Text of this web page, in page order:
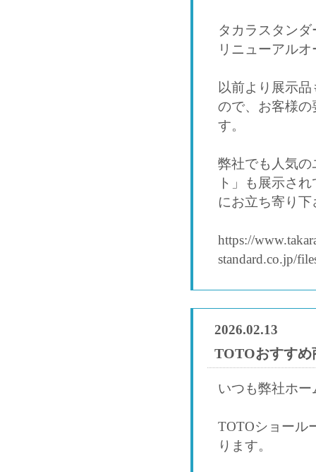
タカラスタン
リニューアル
以前より展示
ので、お客様
す。
弊社でも人気
ト」も展示さ
にお立ち寄り下
https://
standard.co.jp/
2026.02.13
TOTOおすすめ
いつも弊社ホ
TOTOショール
ります。